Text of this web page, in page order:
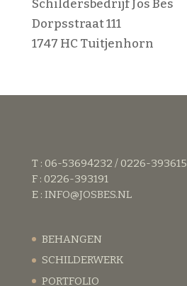
Schildersbedrijf Jos Bes
Dorpsstraat 111
1747 HC Tuitjenhorn
T : 06-53694232 / 0226-393615
F : 0226-393191
E : INFO@JOSBES.NL
BEHANGEN
SCHILDERWERK
PORTFOLIO